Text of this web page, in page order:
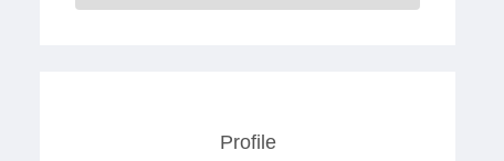
Profile